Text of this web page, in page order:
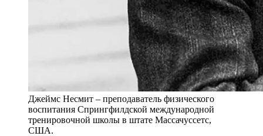
Джеймс Несмит – преподаватель физического
воспитания Спрингфилдской международной
тренировочной школы в штате Массачуссетс,
США.